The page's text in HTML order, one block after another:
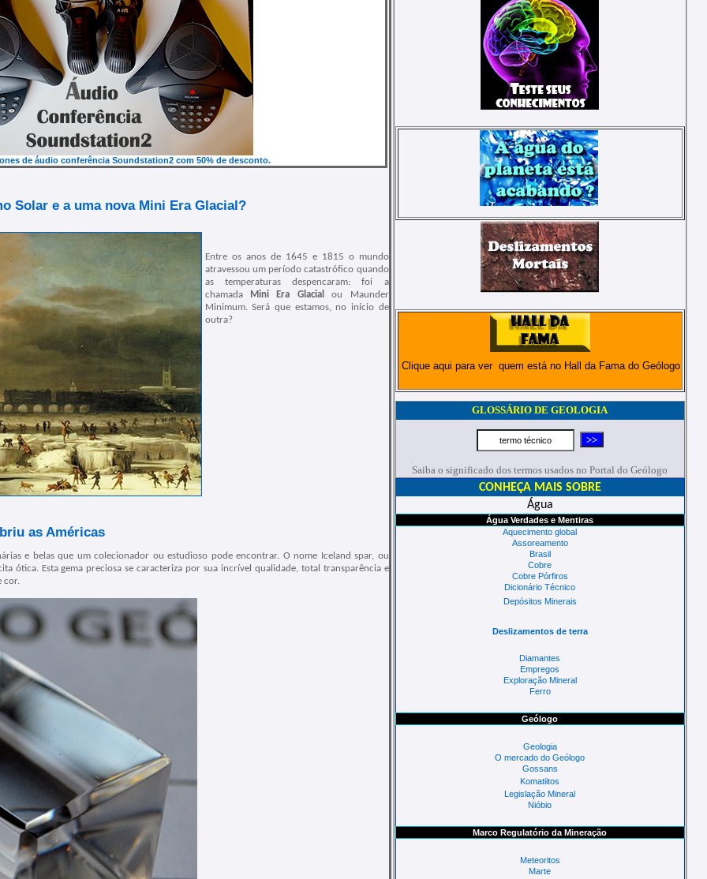
de áudio conferência Soundstation2 com 50% de desconto.
Solar e a uma nova Mini Era Glacial?
Entre os anos de 1645 e 1815 o mundo
atravessou um período catastrófico quando
as temperaturas despencaram: foi a
chamada
Mini Era Glacial
ou Maunder
Minimum. Será que estamos, no início de
outra?
as Américas
e belas que um colecionador ou estudioso pode encontrar. O nome Iceland spar, ou
ótica. Esta gema preciosa se caracteriza por sua incrível qualidade, total transparência e
cor.
Clique aqui para ver quem está no Hall da Fama do Geólogo
GLOSSÁRIO DE GEOLOGIA
Saiba o significado dos termos usados no Portal do Geólogo
CONHEÇA MAIS SOBRE
Água
Água Verdades e Mentiras
Aquecimento global
Assoreamento
Brasil
Cobre
Cobre Pórfiros
Dicionário Técnico
Depósitos Minerais
Deslizamentos de terra
Diamantes
Empregos
Exploração Mineral
Ferro
Geólogo
Geologia
O mercado do Geólogo
Gossans
Komatiitos
Legislação Mineral
Nióbio
Marco Regulatório da Mineração
Meteoritos
Marte